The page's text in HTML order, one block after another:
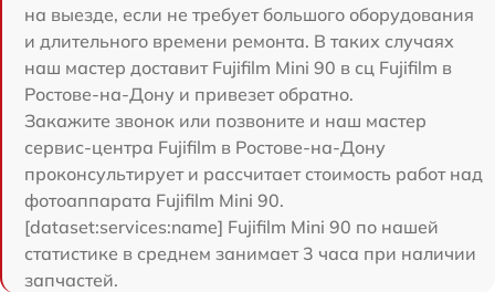
на выезде, если не требует большого оборудования
и длительного времени ремонта. В таких случаях
наш мастер доставит Fujifilm Mini 90 в сц Fujifilm в
Ростове-на-Дону и привезет обратно.
Закажите звонок или позвоните и наш мастер
сервис-центра Fujifilm в Ростове-на-Дону
проконсультирует и рассчитает стоимость работ над
фотоаппарата Fujifilm Mini 90.
[dataset:services:name] Fujifilm Mini 90 по нашей
статистике в среднем занимает 3 часа при наличии
запчастей.